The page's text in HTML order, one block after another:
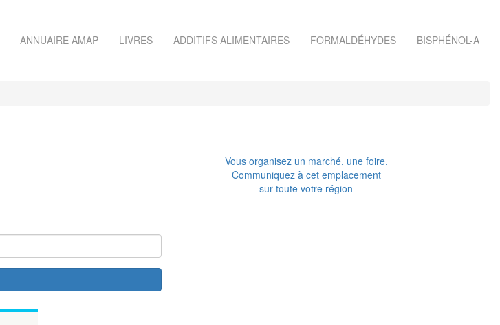
ANNUAIRE AMAP LIVRES ADDITIFS ALIMENTAIRES FORMALDÉHYDES BISPHÉNOL-A
Vous organisez un marché, une foire.
Communiquez à cet emplacement
sur toute votre région